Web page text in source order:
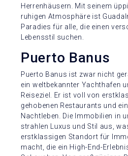
Herrenhäusern. Mit seinem
ruhigen Atmosphäre ist
Paradies für alle, die einen
Lebensstil suchen.
Puerto Banus
Puerto Banus ist zwar nicht
ein weltbekannter Yachthafen
Reiseziel. Er ist voll von
gehobenen Restaurants und
Nachtleben. Die Immobilien in
strahlen Luxus und Stil aus,
erstklassigen Standort für
macht, die ein High-End-